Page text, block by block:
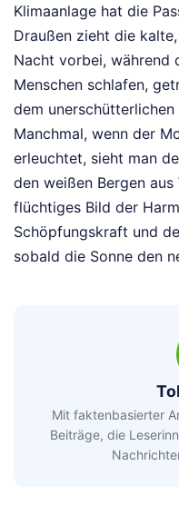
Klimaanlage hat die
Draußen zieht die
Nacht vorbei, während
Menschen schlafen,
dem unerschütterlichen
Manchmal, wenn der
erleuchtet, sieht man
den weißen Bergen
flüchtiges Bild der
Schöpfungskraft und
sobald die Sonne den
Mit faktenbasierter
Beiträge, die